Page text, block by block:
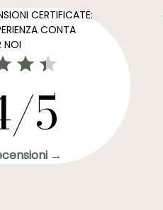
CERTIFICATE:
CONTA
NOI
5
→